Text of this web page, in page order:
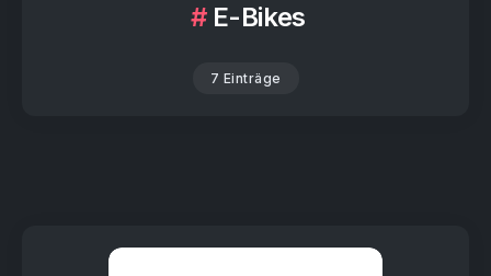
E-Bikes
7 Einträge